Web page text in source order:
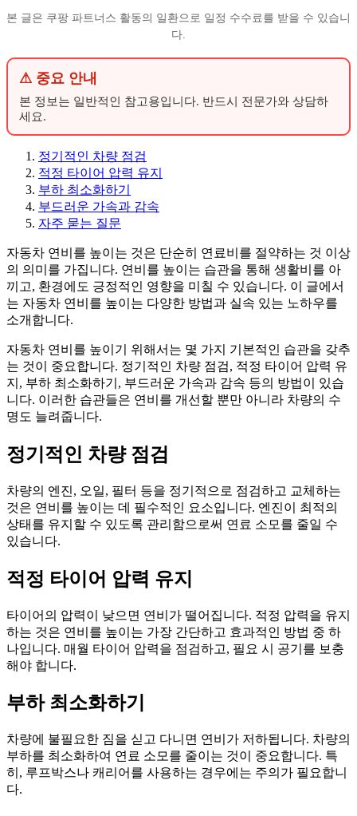
본 글은 쿠팡 파트너스 활동의 일환으로 일정 수수료를 받을 수 있습니
다.
⚠ 중요 안내
본 정보는 일반적인 참고용입니다. 반드시 전문가와 상담하
세요.
정기적인 차량 점검
적정 타이어 압력 유지
부하 최소화하기
부드러운 가속과 감속
자주 묻는 질문
자동차 연비를 높이는 것은 단순히 연료비를 절약하는 것 이상
의 의미를 가집니다. 연비를 높이는 습관을 통해 생활비를 아
끼고, 환경에도 긍정적인 영향을 미칠 수 있습니다. 이 글에서
는 자동차 연비를 높이는 다양한 방법과 실속 있는 노하우를
소개합니다.
자동차 연비를 높이기 위해서는 몇 가지 기본적인 습관을 갖추
는 것이 중요합니다. 정기적인 차량 점검, 적정 타이어 압력 유
지, 부하 최소화하기, 부드러운 가속과 감속 등의 방법이 있습
니다. 이러한 습관들은 연비를 개선할 뿐만 아니라 차량의 수
명도 늘려줍니다.
정기적인 차량 점검
차량의 엔진, 오일, 필터 등을 정기적으로 점검하고 교체하는
것은 연비를 높이는 데 필수적인 요소입니다. 엔진이 최적의
상태를 유지할 수 있도록 관리함으로써 연료 소모를 줄일 수
있습니다.
적정 타이어 압력 유지
타이어의 압력이 낮으면 연비가 떨어집니다. 적정 압력을 유지
하는 것은 연비를 높이는 가장 간단하고 효과적인 방법 중 하
나입니다. 매월 타이어 압력을 점검하고, 필요 시 공기를 보충
해야 합니다.
부하 최소화하기
차량에 불필요한 짐을 싣고 다니면 연비가 저하됩니다. 차량의
부하를 최소화하여 연료 소모를 줄이는 것이 중요합니다. 특
히, 루프박스나 캐리어를 사용하는 경우에는 주의가 필요합니
다.